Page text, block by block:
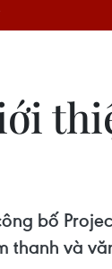
bố
thanh và